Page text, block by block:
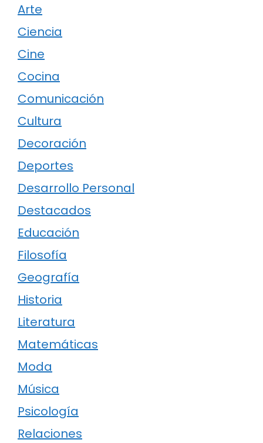
Arte
Ciencia
Cine
Cocina
Comunicación
Cultura
Decoración
Deportes
Desarrollo Personal
Destacados
Educación
Filosofía
Geografía
Historia
Literatura
Matemáticas
Moda
Música
Psicología
Relaciones